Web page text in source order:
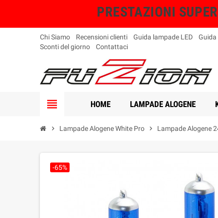
PRESTAZIONI
Chi Siamo Recensioni clienti Guida lampade LED Guida
Sconti del giorno
Contattaci
view_headline HOME LAMPADE ALOGENE
chevron_right Lampade Alogene White Pro chevron_right Lampade Alogene
-65%